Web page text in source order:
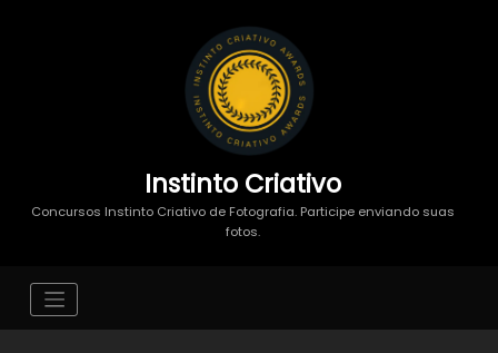
Instinto Criativo
Concursos Instinto Criativo de Fotografia. Participe enviando suas
fotos.